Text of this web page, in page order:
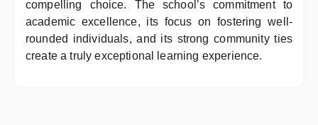
compelling choice. The school’s commitment to
academic excellence, its focus on fostering well-
rounded individuals, and its strong community ties
create a truly exceptional learning experience.